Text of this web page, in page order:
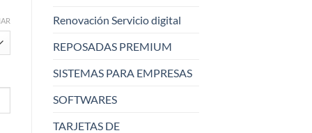
Renovación Servicio digital
REPOSADAS PREMIUM
SISTEMAS PARA EMPRESAS
SOFTWARES
TARJETAS DE